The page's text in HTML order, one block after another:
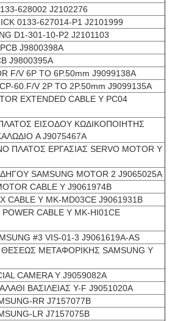
628002 J2102276
0133-627014-P1 J2101999
D1-301-10-P2 J2101103
J9800398A
J9800395A
F/V 6P TO 6P.50mm J9099138A
60.F/V 2P TO 2P.50mm J9099135A
EXTENDED CABLE Y PC04
ΕΙΣΟΔΟΥ ΚΩΔΙΚΟΠΟΙΗΤΗΣ
A J9075467A
ΠΛΑΤΟΣ ΕΡΓΑΣΙΑΣ SERVO MOTOR Y
SAMSUNG MOTOR 2 J9065025A
CABLE Y J9061974B
CABLE Y MK-MD03CE J9061931B
CABLE Y MK-HI01CE
#3 VIS-01-3 J9061619A-AS
ΜΕΤΑΦΟΡΙΚΗΣ SAMSUNG Y
CAMERA Y J9059082A
ΒΑΣΙΛΕΙΑΣ Y-F J9051020A
RR J7157077B
LR J7157075B